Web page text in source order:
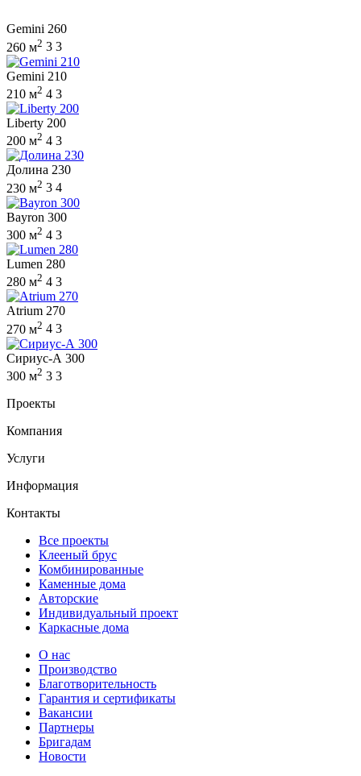
Gemini 260
260 м2 3 3
Gemini 210
210 м2 4 3
Liberty 200
200 м2 4 3
Долина 230
230 м2 3 4
Bayron 300
300 м2 4 3
Lumen 280
280 м2 4 3
Atrium 270
270 м2 4 3
Сириус-А 300
300 м2 3 3
Проекты
Компания
Услуги
Информация
Контакты
Все проекты
Клееный брус
Комбинированные
Каменные дома
Авторские
Индивидуальный проект
Каркасные дома
О нас
Производство
Благотворительность
Гарантия и сертификаты
Вакансии
Партнеры
Бригадам
Новости